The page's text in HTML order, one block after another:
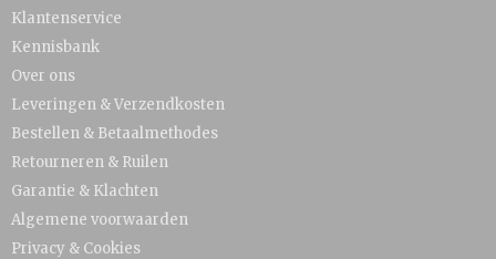
Klantenservice
Kennisbank
Over ons
Leveringen & Verzendkosten
Bestellen & Betaalmethodes
Retourneren & Ruilen
Garantie & Klachten
Algemene voorwaarden
Privacy & Cookies